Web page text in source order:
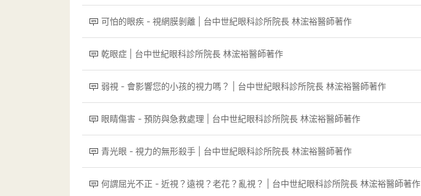
可怕的眼疾 - 視網膜剝離 | 台中世紀眼科診所院長 林浤裕醫師著作
乾眼症 | 台中世紀眼科診所院長 林浤裕醫師著作
弱視 - 會影響您的小孩的視力嗎？ | 台中世紀眼科診所院長 林浤裕醫師著作
眼睛傷害 - 預防與急救處理 | 台中世紀眼科診所院長 林浤裕醫師著作
青光眼 - 視力的無形殺手 | 台中世紀眼科診所院長 林浤裕醫師著作
何謂屈光不正 - 近視？遠視？老花？亂視？ | 台中世紀眼科診所院長 林浤裕醫師著作